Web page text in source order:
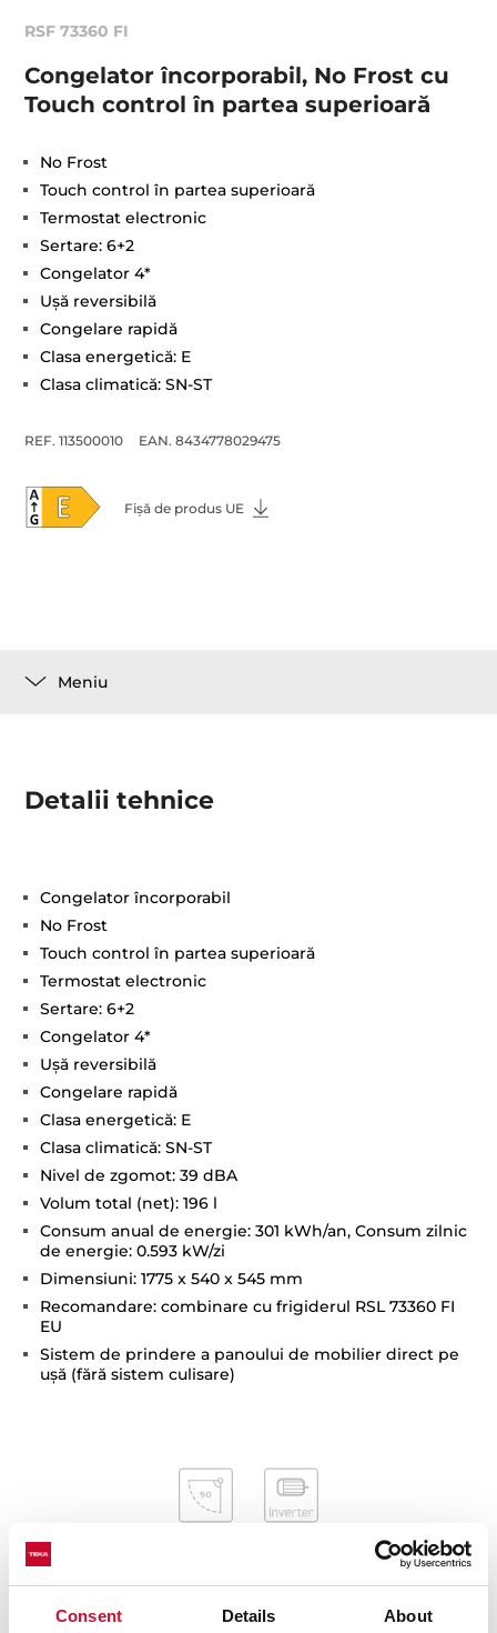
Consent Details About
RSF 73360 FI
Congelator încorporabil, No Frost cu
Touch control în partea superioară
No Frost
Touch control în partea superioară
Termostat electronic
Sertare: 6+2
Congelator 4*
Uşă reversibilă
Congelare rapidă
Clasa energetică: E
Clasa climatică: SN-ST
REF. 113500010 EAN. 8434778029475
Fișă de produs UE
Meniu
Detalii tehnice
Congelator încorporabil
No Frost
Touch control în partea superioară
Termostat electronic
Sertare: 6+2
Congelator 4*
Uşă reversibilă
Congelare rapidă
Clasa energetică: E
Clasa climatică: SN-ST
Nivel de zgomot: 39 dBA
Volum total (net): 196 l
Consum anual de energie: 301 kWh/an, Consum zilnic
de energie: 0.593 kW/zi
Dimensiuni: 1775 x 540 x 545 mm
Recomandare: combinare cu frigiderul RSL 73360 FI
EU
Sistem de prindere a panoului de mobilier direct pe
uşă (fără sistem culisare)